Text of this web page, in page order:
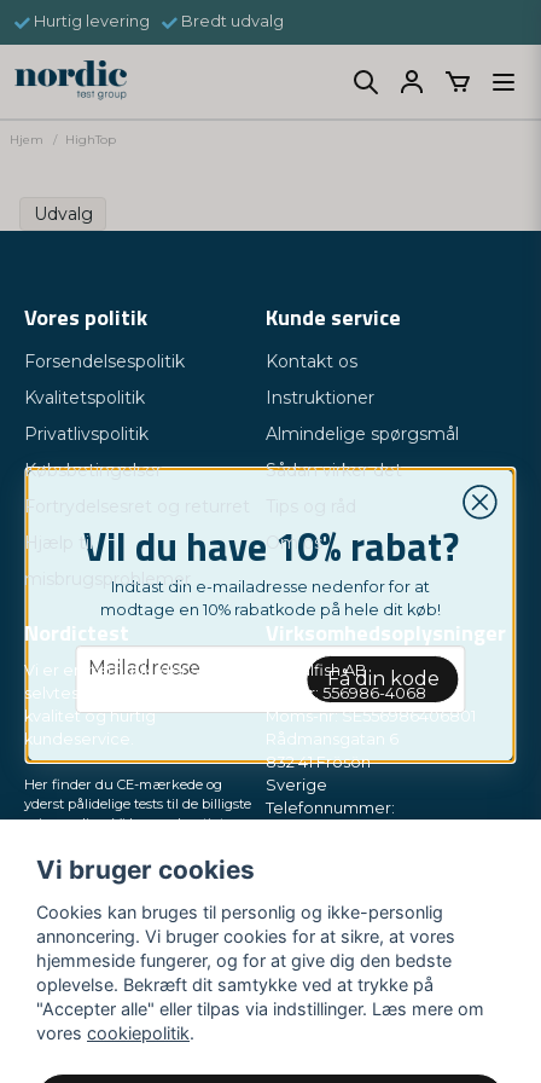
Hurtig levering Bredt udvalg
Hjem HighTop
Udvalg
Vil du have 10% rabat?
Indtast din e-mailadresse nedenfor for at
modtage en 10% rabatkode på hele dit køb!
email
Mailadresse Få din kode
Vores politik
Forsendelsespolitik
Kvalitetspolitik
Privatlivspolitik
Købsbetingelser
Fortrydelsesret og returret
Hjælp til
misbrugsproblemer
Kunde service
Kontakt os
Instruktioner
Almindelige spørgsmål
Sådan virker det
Om os
Nordictest
Vi er en netbutik, der sælger
selvtests. Vores fokus er høj
kvalitet og hurtig
kundeservice.
Her finder du CE-mærkede og
yderst pålidelige tests til de billigste
priser online. Vi leverer hurtigt
diskrete pakker. Prøv os!
Virksomhedsoplysninger
Socialfish AB
Org.nr: 556986-4068
Moms-nr: SE556986406801
Rådmansgatan 6
832 41 Frösön
Sverige
Telefonnummer:
Man-fre kl. 10-17
Vi bruger cookies
Cookies kan bruges til personlig og ikke-personlig
annoncering. Vi bruger cookies for at sikre, at vores
hjemmeside fungerer, og for at give dig den bedste
oplevelse. Bekræft dit samtykke ved at trykke på
"Accepter alle" eller tilpas via indstillinger. Læs mere om
vores cookiepolitik.